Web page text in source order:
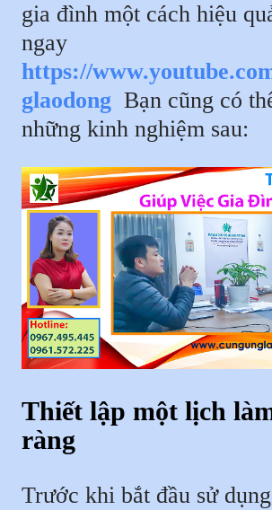
gia đình một cách hiệu
ngay
https://
glaodong Bạn cũng có
những kinh nghiệm sau:
Thiết lập một lịch
ràng
Trước khi bắt đầu sử